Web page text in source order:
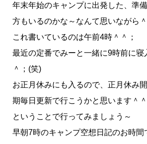
年末年始のキャンプに出発した、準
方もいるのかな～なんて思いながら＾
これ書いているのは午前4時＾＾；
最近の定番でみーと一緒に9時前に寝
＾；(笑)
お正月休みにも入るので、正月休み
期毎日更新で行こうかと思います＾＾
ということで行ってみましょう～
早朝7時のキャンプ空想日記のお時間